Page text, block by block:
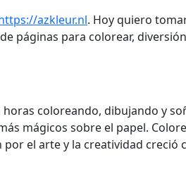
azkleur.nl. Hoy quiero
páginas para colorear,
coloreando, dibujando y
mágicos sobre el papel.
el arte y la creatividad creció